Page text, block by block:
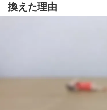
換えた理由